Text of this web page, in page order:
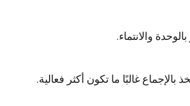
والانتماء.
بالإجماع غالبًا ما تكون أكثر فعالية.